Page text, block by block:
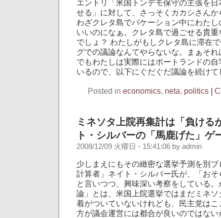
エントリ「米国トンデモ保守の主張を
せる」に対して、さっそくカカシさん
わざクレタ島でバケーション中にわた
いいのになぁ。クレタ島で過ごせる貴
でしょ？ わたしがもしクレタ島に滞在
グでの議論なんてやらないな。まぁそ
でもわたしは実際にはポートランドの
いるので、以下にぐだぐだ議論を続け
Posted in economics, neta, politics
ミネソタ上院再集計は「負ける
ト・シルバーの「馬鹿げた」ゲ
2008/12/09 火曜日 - 15:41:06 by admin
少しまえにもその緻密な選挙予測を別
計算者」ネイト・シルバー氏が、「お
と言いつつ、興味深い考察をしている
論」とは、米国上院選挙ではまだミネ
着がついていないけれども、民主党は
方が議会運営には都合が良いのではな